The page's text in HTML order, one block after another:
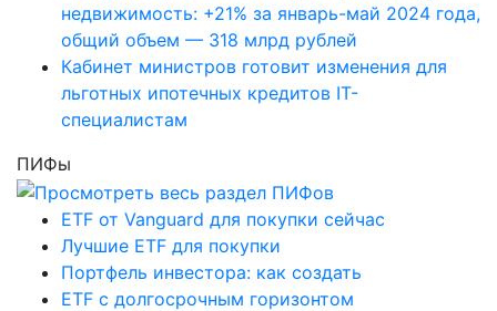
недвижимость: +21% за январь-май 2024 года,
общий объем — 318 млрд рублей
Кабинет министров готовит изменения для
льготных ипотечных кредитов IT-
специалистам
ПИФы
ETF от Vanguard для покупки сейчас
Лучшие ETF для покупки
Портфель инвестора: как создать
ETF с долгосрочным горизонтом